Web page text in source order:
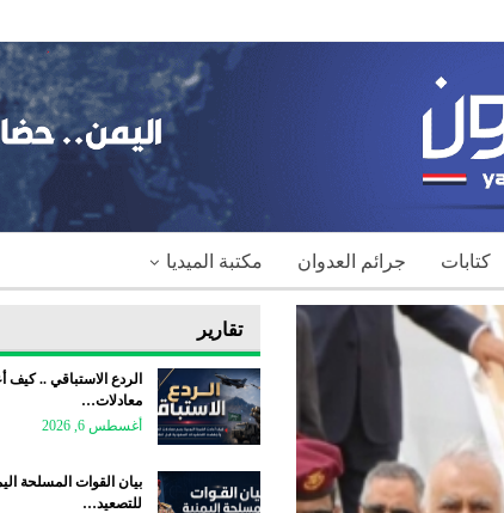
كتابات جرائم العدوان مكتبة الميديا
تقارير
الردع الاستباقي .. كيف
معادلات…
أغسطس 6, 2026
بيان القوات المسلحة
للتصعيد…